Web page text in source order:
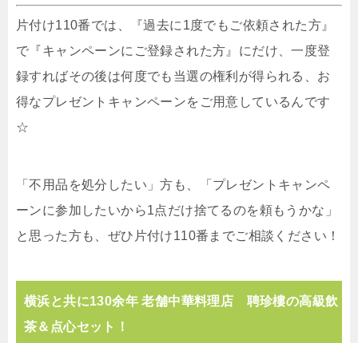
片付け110番では、『過去に1度でもご依頼された方』
で『キャンペーンにご登録された方』にだけ、一度登
録すればその後は何度でも当選の権利が得られる、お
得なプレゼントキャンペーンをご用意しているんです
☆
「不用品を処分したい」方も、「プレゼントキャンペ
ーンに参加したいから1点だけ捨てるのを頼もうかな」
と思った方も、ぜひ片付け110番までご相談ください！
横浜と共に130余年 老舗中華料理店 聘珍樓の高級飲
茶＆点心セット！